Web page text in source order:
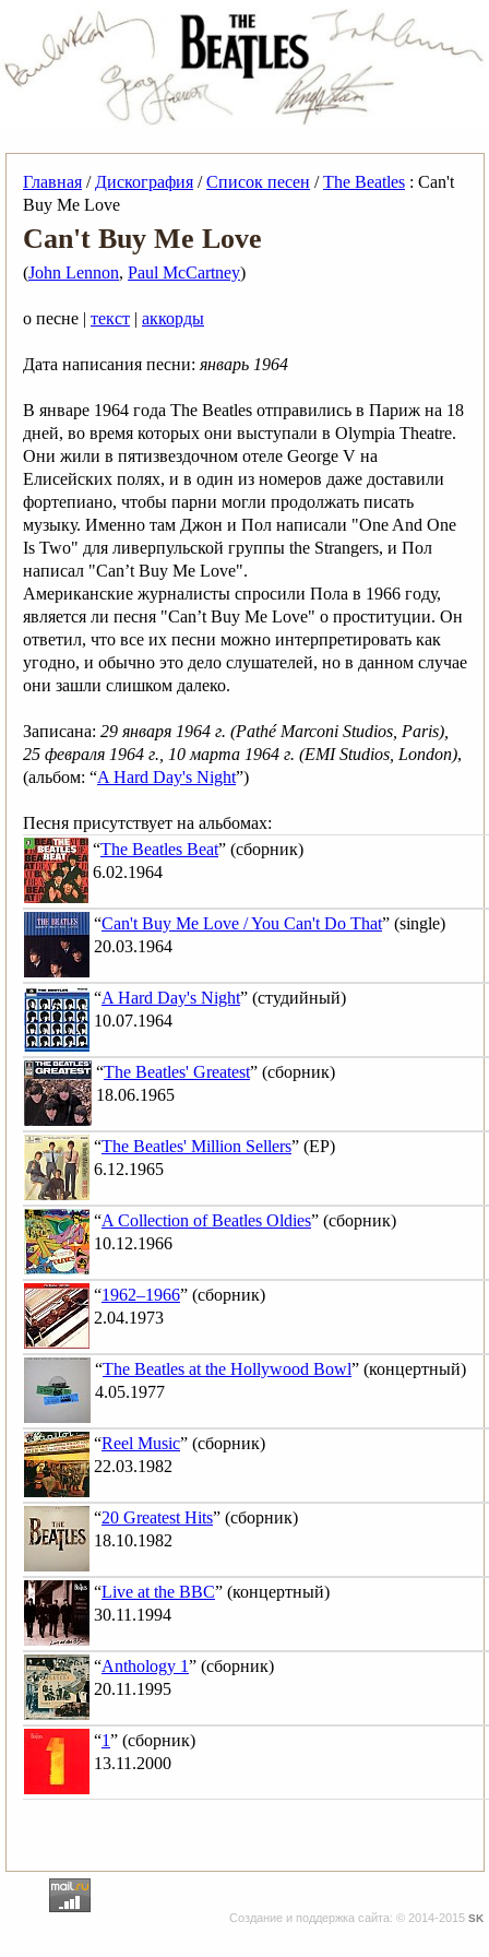
Главная / Дискография /Список песен /The Beatles : Can't
Buy Me Love
Can't Buy Me Love
(John Lennon, Paul McCartney)
о песне | текст | аккорды
Дата написания песни: январь 1964
В январе 1964 года The Beatles отправились в Париж на 18
дней, во время которых они выступали в Olympia Theatre.
Они жили в пятизвездочном отеле George V на
Елисейских полях, и в один из номеров даже доставили
фортепиано, чтобы парни могли продолжать писать
музыку. Именно там Джон и Пол написали "One And One
Is Two" для ливерпульской группы the Strangers, и Пол
написал "Can’t Buy Me Love".
Американские журналисты спросили Пола в 1966 году,
является ли песня "Can’t Buy Me Love" о проституции. Он
ответил, что все их песни можно интерпретировать как
угодно, и обычно это дело слушателей, но в данном случае
они зашли слишком далеко.
Записана: 29 января 1964 г. (Pathé Marconi Studios, Paris)
25 февраля 1964 г. , 10 марта 1964 г. (EMI Studios, London),
(альбом: “A Hard Day's Night”)
Песня присутствует на альбомах:
“The Beatles Beat” (сборник)
6.02.1964
“Can't Buy Me Love / You Can't Do That” (single)
20.03.1964
“A Hard Day's Night” (студийный)
10.07.1964
“The Beatles' Greatest” (сборник)
18.06.1965
“The Beatles' Million Sellers” (EP)
6.12.1965
“A Collection of Beatles Oldies” (сборник)
10.12.1966
“1962–1966” (сборник)
2.04.1973
“The Beatles at the Hollywood Bowl” (концертный)
4.05.1977
“Reel Music” (сборник)
22.03.1982
“20 Greatest Hits” (сборник)
18.10.1982
“Live at the BBC” (концертный)
30.11.1994
“Anthology 1” (сборник)
20.11.1995
“1” (сборник)
13.11.2000
Создание и поддержка сайта: © 2014-2015 SK